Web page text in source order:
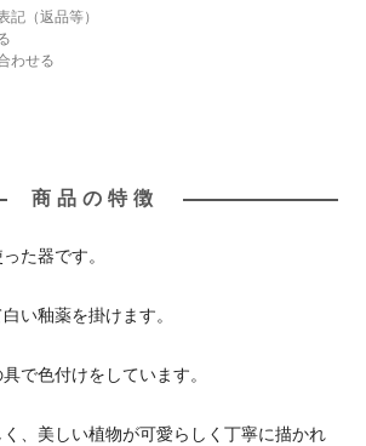
記（返品等）
わせる
商品の特徴
た器です。
い釉薬を掛けます。
で色付けをしています。
、美しい植物が可愛らしく丁寧に描かれ